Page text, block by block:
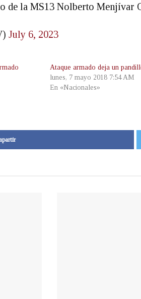
de la MS13 Nolberto
July 6, 2023
Ataque armado deja un
lunes, 7 mayo 2018 7:54 AM
En «Nacionales»